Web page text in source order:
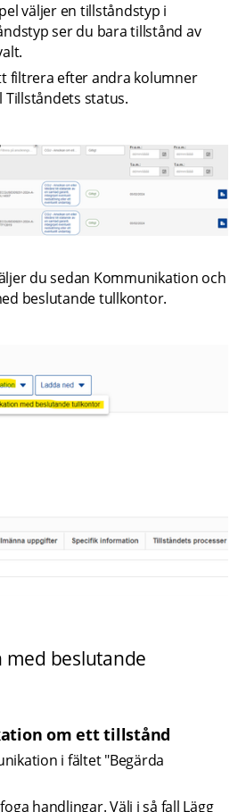
väljer en tillståndstyp i
ser du bara tillstånd av
filtrera efter andra kolumner
Tillståndets status.
du sedan Kommunikation och
beslutande tullkontor.
beslutande
om ett tillstånd
i fältet "Begärda
handlingar. Välj i så fall Lägg